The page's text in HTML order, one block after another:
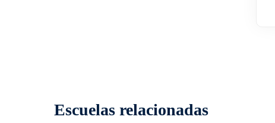
Escuelas relacionadas